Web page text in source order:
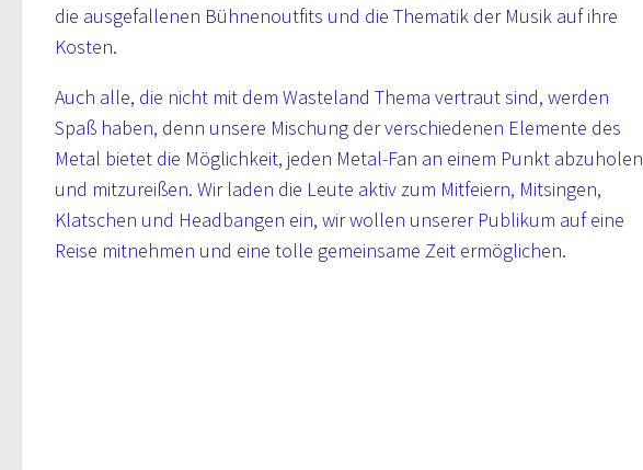
die ausgefallenen Bühnenoutfits und die Thematik der Musik auf ihre
Kosten.
Auch alle, die nicht mit dem Wasteland Thema vertraut sind, werden
Spaß haben, denn unsere Mischung der verschiedenen Elemente des
Metal bietet die Möglichkeit, jeden Metal-Fan an einem Punkt abzuholen
und mitzureißen. Wir laden die Leute aktiv zum Mitfeiern, Mitsingen,
Klatschen und Headbangen ein, wir wollen unserer Publikum auf eine
Reise mitnehmen und eine tolle gemeinsame Zeit ermöglichen.